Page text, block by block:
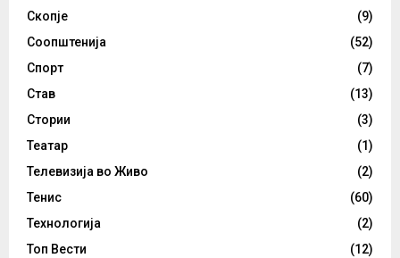
Скопје
(9)
Соопштенија
(52)
Спорт
(7)
Став
(13)
Стории
(3)
Театар
(1)
Телевизија во Живо
(2)
Тенис
(60)
Технологија
(2)
Топ Вести
(12)